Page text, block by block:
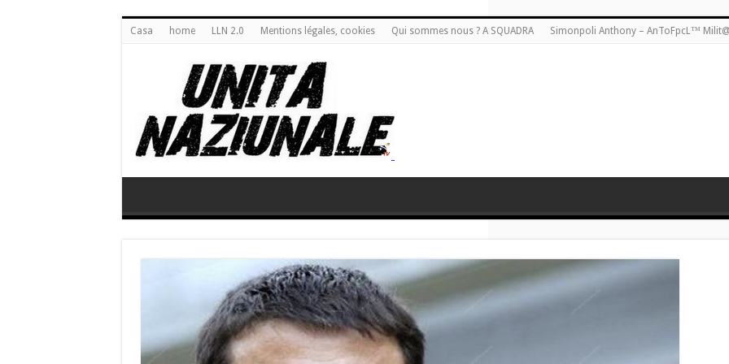
Casa home LLN 2.0 Mentions légales, cookies Qui sommes nous ? A SQUADRA Simonpoli Anthony – AnToFpcL™